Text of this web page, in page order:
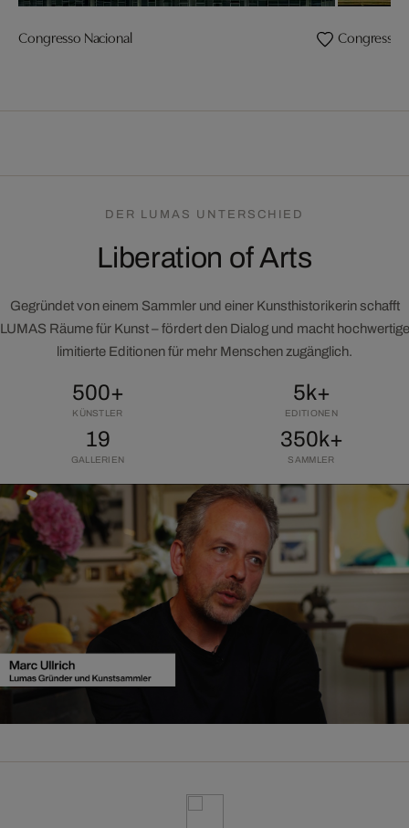
Congresso Nacional Congresso
DER LUMAS UNTERSCHIED
Liberation of Arts
Gegründet von einem Sammler und einer Kunsthistorikerin schafft
LUMAS Räume für Kunst – fördert den Dialog und macht hochwertige
limitierte Editionen für mehr Menschen zugänglich.
500+
KÜNSTLER
5k+
EDITIONEN
19
GALLERIEN
350k+
SAMMLER